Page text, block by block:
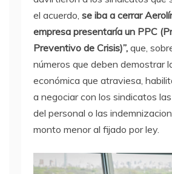
el acuerdo, se iba a cerrar
empresa presentaría un PPC
Preventivo de Crisis)”, que,
números que deben demostrar
económica que atraviesa,
a negociar con los sindicatos
del personal o las
monto menor al fijado por ley.